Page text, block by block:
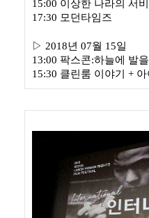
15:00 이상한 나라의 서
17:30 모던타임즈
▷ 2018년 07월 15일
13:00 팍스콘:하늘에 발
15:30 클린룸 이야기 +